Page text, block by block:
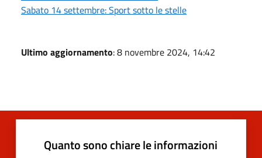
Sabato 14 settembre: Sport sotto le stelle
Ultimo aggiornamento: 8 novembre 2024, 14:42
Quanto sono chiare le informazioni